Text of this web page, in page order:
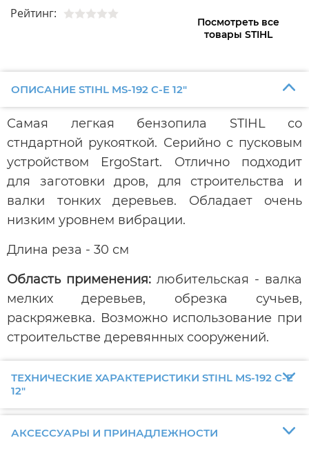
Рейтинг:
Посмотреть все
товары STIHL
ОПИСАНИЕ STIHL MS-192 C-E 12"
Самая легкая бензопила STIHL со
стндартной рукояткой. Серийно с пусковым
устройством ErgoStart. Отлично подходит
для заготовки дров, для строительства и
валки тонких деревьев. Обладает очень
низким уровнем вибрации.
Длина реза - 30 см
Область применения: любительская - валка
мелких деревьев, обрезка сучьев,
раскряжевка. Возможно использование при
строительстве деревянных сооружений.
ТЕХНИЧЕСКИЕ ХАРАКТЕРИСТИКИ STIHL MS-192 C-E
12"
АКСЕССУАРЫ И ПРИНАДЛЕЖНОСТИ